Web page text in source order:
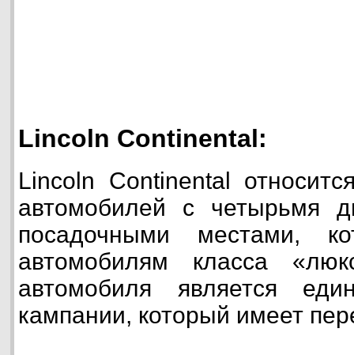
Lincoln Continental:
Lincoln Continental
автомобилей с четырьмя
посадочными местами,
автомобилям класса
автомобиля является
кампании, который имеет